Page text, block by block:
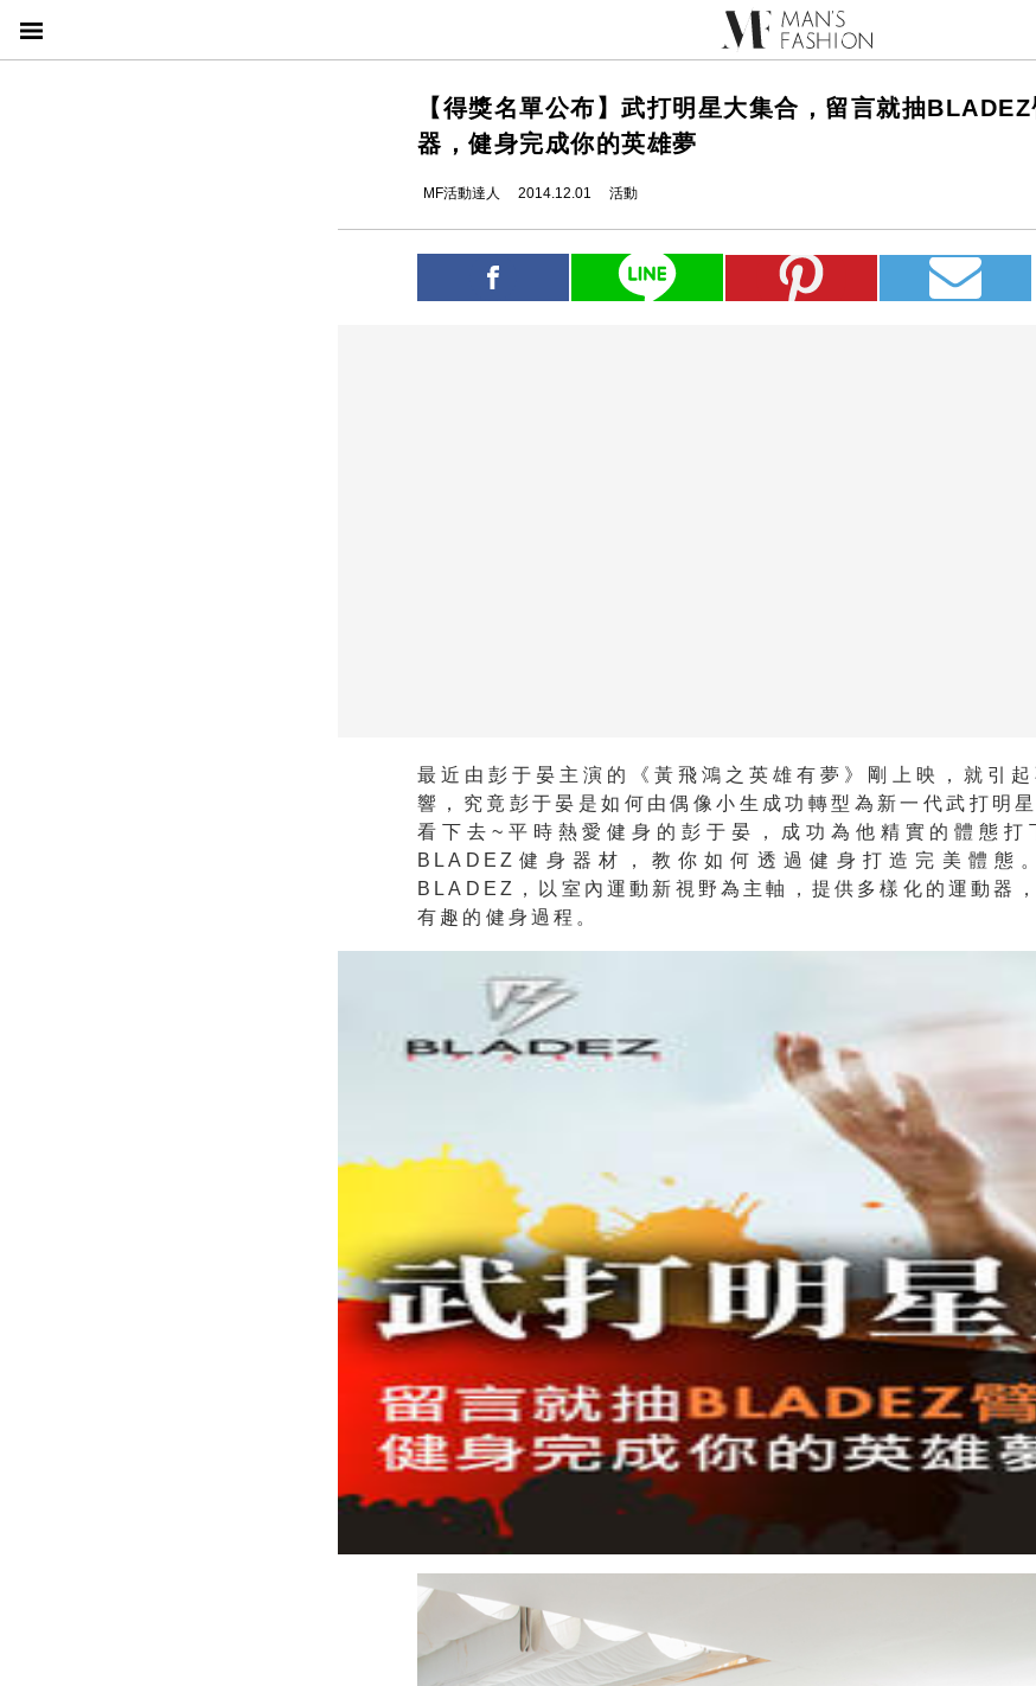
【得獎名單公布】武打明星大集合，留言就抽
器，健身完成你的英雄夢
MF活動達人 2014.12.01 活動
最近由彭于晏主演的《黃飛鴻之英雄有夢》剛上映，就引起
響，究竟彭于晏是如何由偶像小生成功轉型為新一代武打明
看下去~平時熱愛健身的彭于晏，成功為他精實的體態打
BLADEZ健身器材，教你如何透過健身打造完美體態
BLADEZ，以室內運動新視野為主軸，提供多樣化的運動器
有趣的健身過程。